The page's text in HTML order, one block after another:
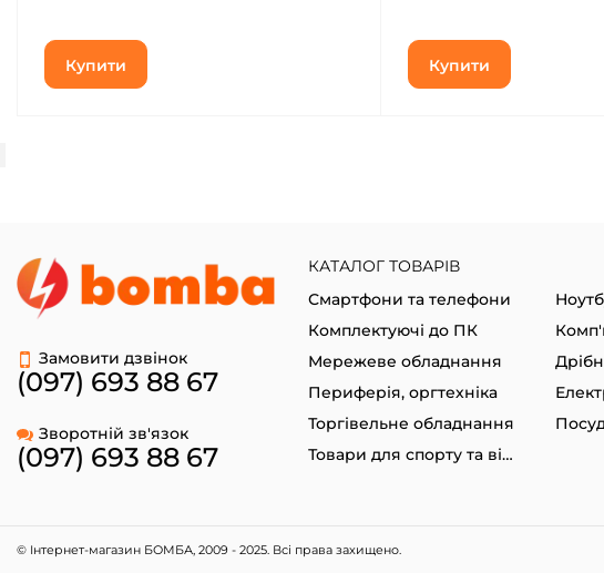
Купити Купити
Замовити дзвінок
(097) 693 88 67
Зворотній зв'язок
(097) 693 88 67
КАТАЛОГ ТОВАРІВ
Смартфони та телефони
Комплектуючі до ПК
Мережеве обладнання
Периферія, оргтехніка
Торгівельне обладнання
Товари для спорту та відпочинку
© Інтернет-магазин БОМБА, 2009 - 2025. Всі права захищено.